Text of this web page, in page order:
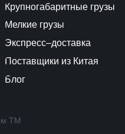
ТМ
Крупногабаритные грузы
Мелкие грузы
Экспресс–доставка
Поставщики из Китая
Блог